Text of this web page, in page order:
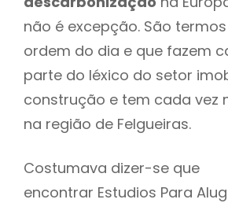
não é excepção. São
ordem do dia e que fazem
parte do léxico do setor
construção e tem cada vez
na região de Felgueiras.
Costumava dizer-se que
encontrar Estudios Para